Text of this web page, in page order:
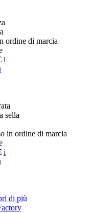
ordine di marcia
i
sella
in ordine di marcia
i
di più